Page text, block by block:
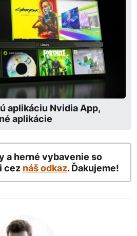
aplikáciu Nvidia App,
aplikácie
a herné vybavenie so
cez náš odkaz. Ďakujeme!